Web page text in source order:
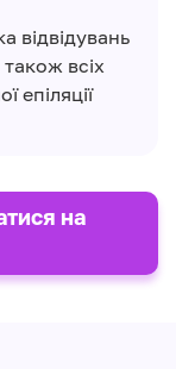
відвідувань
всіх
епіляції
на